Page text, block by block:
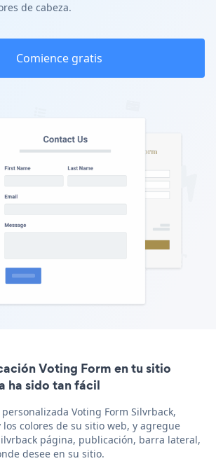
de cabeza.
Comience gratis
Voting Form en tu sitio
ha sido tan fácil
Voting Form Silvrback,
colores de su sitio web, y agregue
página, publicación, barra lateral,
desee en su sitio.